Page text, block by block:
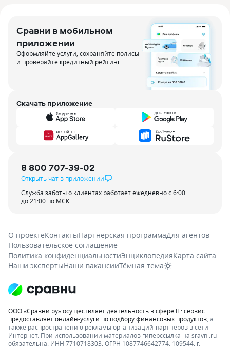
Сравни в мобильном
приложении
Оформляйте услуги, сохраняйте полисы
и проверяйте кредитный рейтинг
Скачать приложение
8 800 707-39-02
Открыть чат в приложении
Служба заботы о клиентах работает ежедневно с 6:00
до 21:00 по МСК
О проектеКонтактыПартнерская программаДля агентов
Пользовательское соглашение
Политика конфиденциальностиЭнциклопедияКарта сайта
Наши экспертыНаши вакансииТёмная тема
ООО «Сравни.ру» осуществляет деятельность в сфере IT: сервис
предоставляет онлайн-услуги по подбору финансовых продуктов , а
также распространению рекламы организаций-партнеров в сети
Интернет. При использовании материалов гиперссылка на sravni.ru
обязательна. ИНН 7710718303, ОГРН 1087746642774. 109544, г.